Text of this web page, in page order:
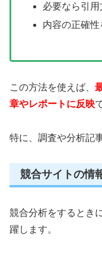
必要なら引
内容の正確性
この方法を使えば、
章やレポートに反映
特に、調査や分析記
競合サイトの情
競合分析をするとき
躍します。